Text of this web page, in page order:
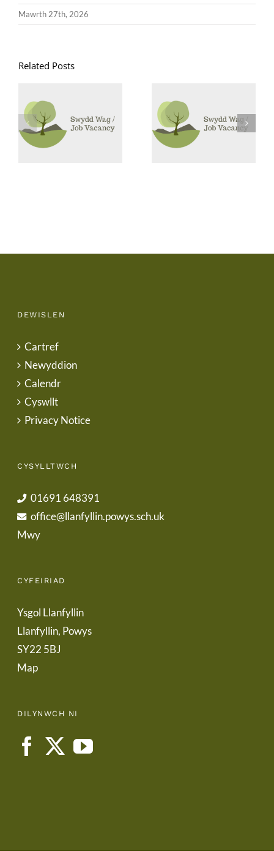
Mawrth 27th, 2026
Related Posts
Goruchwyliwr
Canol Dydd /
Midday
Supervisor
Swyddi
Glanhau /
Cleaning
Vacancies
DEWISLEN
Cartref
Newyddion
Calendr
Cyswllt
Privacy Notice
CYSYLLTWCH
01691 648391
office@llanfyllin.powys.sch.uk
Mwy
CYFEIRIAD
Ysgol Llanfyllin
Llanfyllin, Powys
SY22 5BJ
Map
DILYNWCH NI